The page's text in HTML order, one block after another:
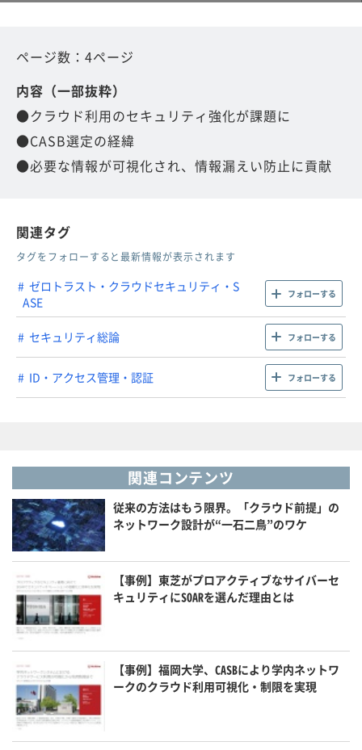
ページ数：4ページ
内容（一部抜粋）
●クラウド利用のセキュリティ強化が課題に
●CASB選定の経緯
●必要な情報が可視化され、情報漏えい防止に貢献
関連タグ
タグをフォローすると最新情報が表示されます
ゼロトラスト・クラウドセキュリティ・S
ASE
フォローする
セキュリティ総論 フォローする
ID・アクセス管理・認証 フォローする
関連コンテンツ
従来の方法はもう限界。「クラウド前提」の
ネットワーク設計が“一石二鳥”のワケ
【事例】東芝がプロアクティブなサイバーセ
キュリティにSOARを選んだ理由とは
【事例】福岡大学、CASBにより学内ネットワ
ークのクラウド利用可視化・制限を実現